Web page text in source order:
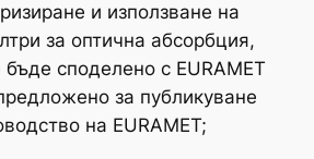
и използване на
за оптична абсорбция,
споделено с EURAMET
за публикуване
на EURAMET;